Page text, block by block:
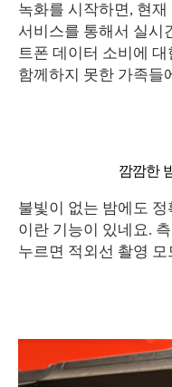
녹화를 시작하면, 현
서비스를 통해서 실시
트폰 데이터 소비에
함께하지 못한 가족들
깜깜한
불빛이 없는 밤에도
이란 기능이 있네요.
누르면 적외선 촬영